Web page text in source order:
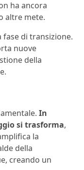
ha ancora
altre mete.
di transizione.
nuove
della
In
si trasforma,
la
della
creando un